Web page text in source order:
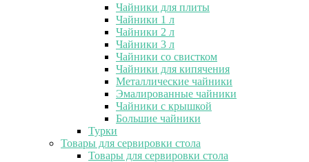
Чайники для плиты
Чайники 1 л
Чайники 2 л
Чайники 3 л
Чайники со свистком
Чайники для кипячения
Металлические чайники
Эмалированные чайники
Чайники с крышкой
Большие чайники
Турки
Товары для сервировки стола
Товары для сервировки стола